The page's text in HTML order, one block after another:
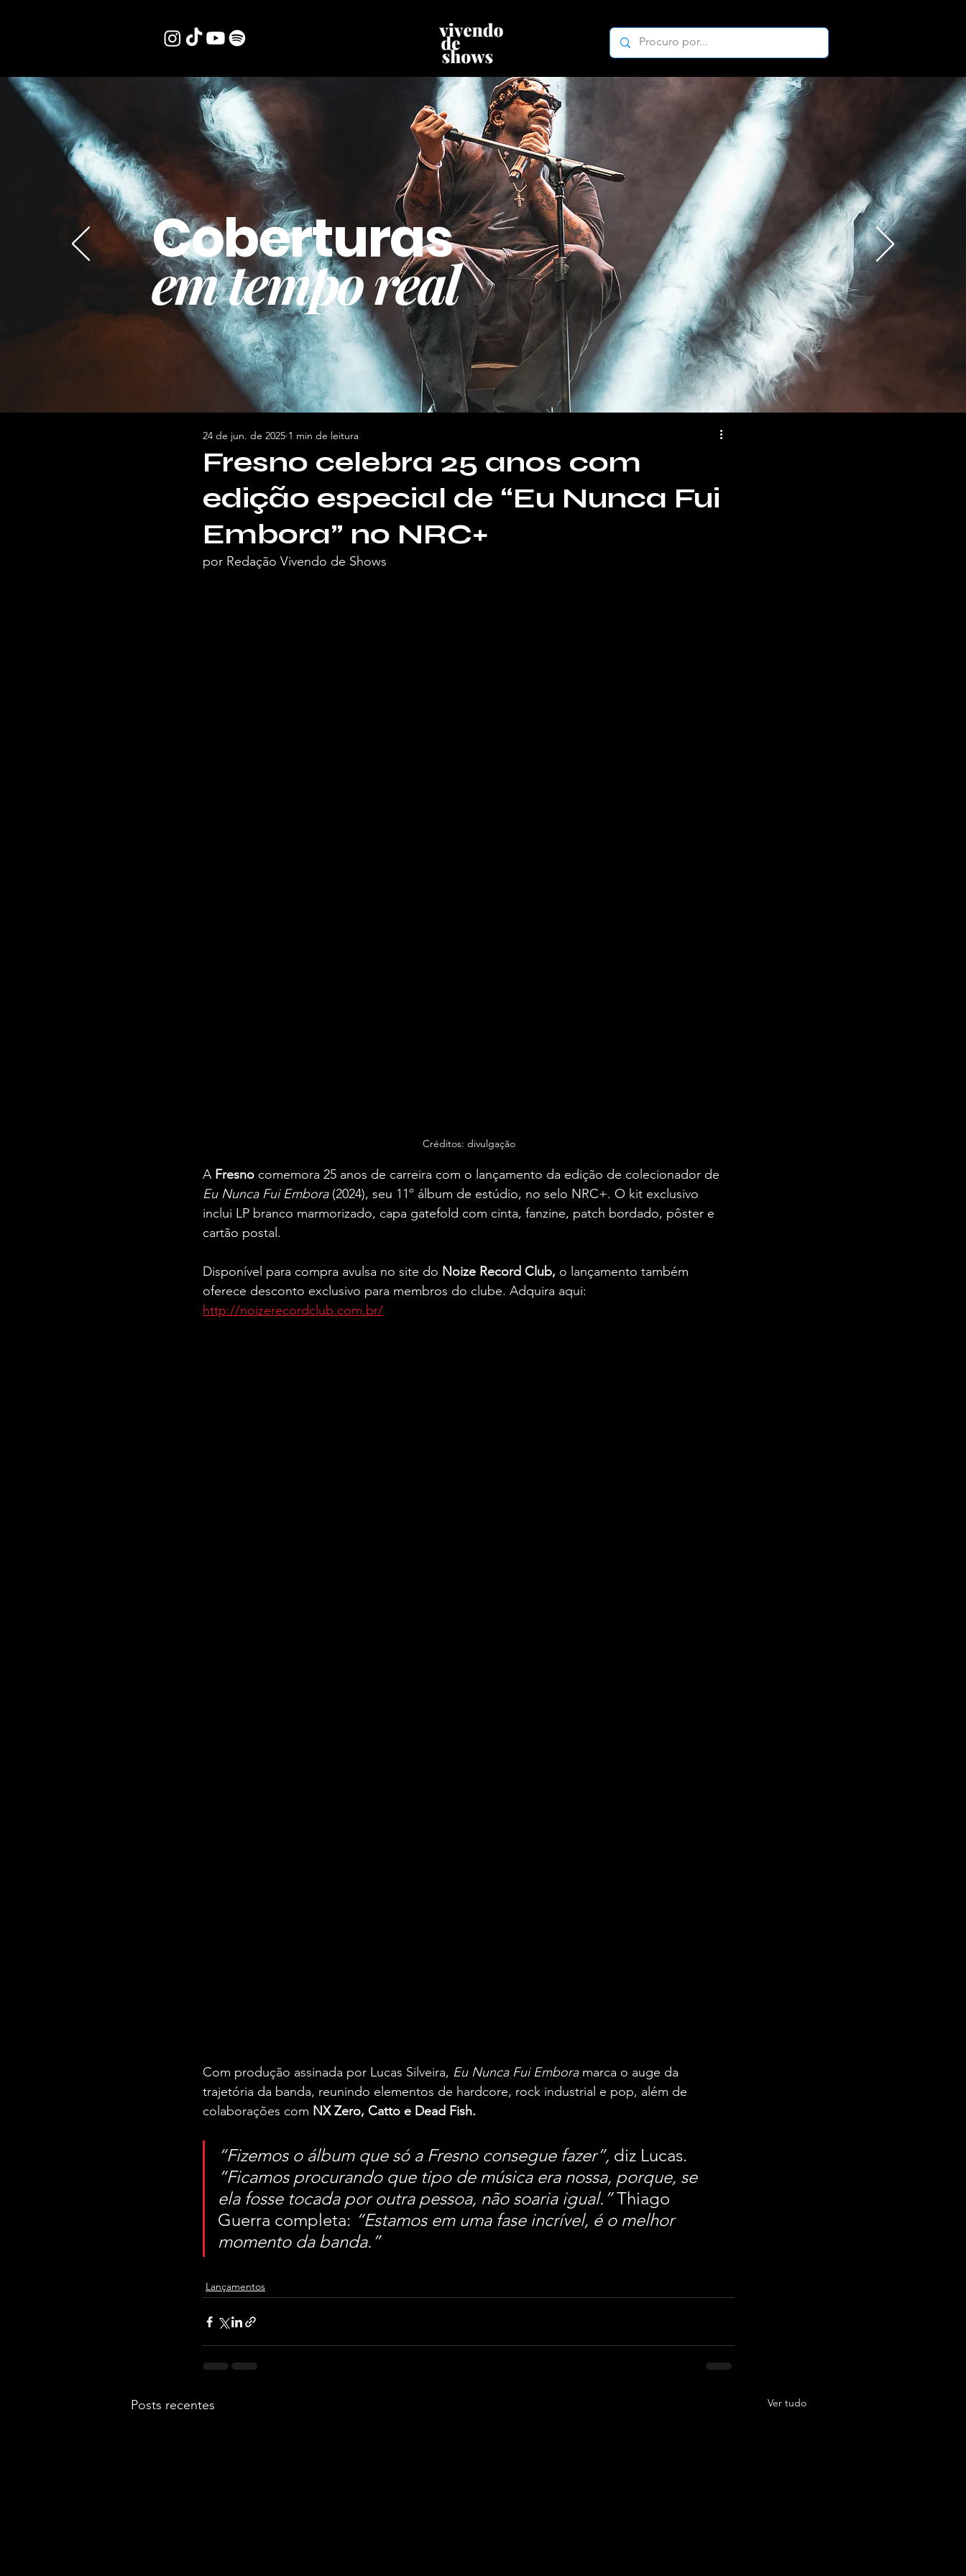
Coberturas
em tempo real
Fresno celebra 25 anos com
edição especial de “Eu Nunca Fui
Embora” no NRC+
24 de jun. de 2025 1 min de leitura
por Redação Vivendo de Shows
Créditos: divulgação
A Fresno comemora 25 anos de carreira com o lançamento da edição de colecionador de
Eu Nunca Fui Embora (2024), seu 11º álbum de estúdio, no selo NRC+. O kit exclusivo
inclui LP branco marmorizado, capa gatefold com cinta, fanzine, patch bordado, pôster e
cartão postal.
Disponível para compra avulsa no site do Noize Record Club, o lançamento também
oferece desconto exclusivo para membros do clube. Adquira aqui:
http://noizerecordclub.com.br/
Com produção assinada por Lucas Silveira, Eu Nunca Fui Embora marca o auge da
trajetória da banda, reunindo elementos de hardcore, rock industrial e pop, além de
colaborações com NX Zero, Catto e Dead Fish.
“Fizemos o álbum que só a Fresno consegue fazer”, diz Lucas.
“Ficamos procurando que tipo de música era nossa, porque, se
ela fosse tocada por outra pessoa, não soaria igual.” Thiago
Guerra completa: “Estamos em uma fase incrível, é o melhor
momento da banda.”
Lançamentos
Posts recentes Ver tudo